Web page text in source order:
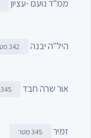
ממ"ד נועם -עציון
היל"ה יבנה 342 מטר
אור שרה חבד 345 מטר
זמיר 345 מטר